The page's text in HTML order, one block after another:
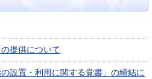
提供について
設置・利用に関する覚書」の締結に